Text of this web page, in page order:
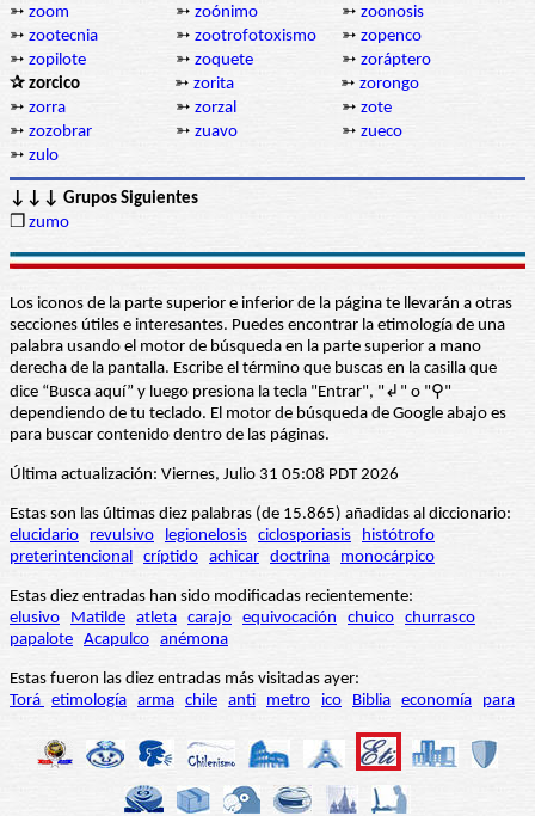
➳ zoom ➳ zoónimo ➳ zoonosis
➳ zootecnia ➳ zootrofotoxismo ➳ zopenco
➳ zopilote ➳ zoquete ➳ zoráptero
✰ zorcico
➳ zorita ➳ zorongo
➳ zorra ➳ zorzal ➳ zote
➳ zozobrar ➳ zuavo ➳ zueco
➳ zulo
↓↓↓ Grupos Siguientes
❒ zumo
Los iconos de la parte superior e inferior de la página te llevarán a otras
secciones útiles e interesantes. Puedes encontrar la etimología de una
palabra usando el motor de búsqueda en la parte superior a mano
derecha de la pantalla. Escribe el término que buscas en la casilla que
dice “Busca aquí” y luego presiona la tecla "Entrar", "↲" o "⚲"
dependiendo de tu teclado. El motor de búsqueda de Google abajo es
para buscar contenido dentro de las páginas.
Última actualización: Viernes, Julio 31 05:08 PDT 2026
Estas son las últimas diez palabras (de 15.865) añadidas al diccionario:
elucidario
revulsivo legionelosis ciclosporiasis
histótrofo
preterintencional críptido achicar doctrina monocárpico
Estas diez entradas han sido modificadas recientemente:
elusivo
Matilde atleta carajo equivocación chuico churrasco
papalote Acapulco anémona
Estas fueron las diez entradas más visitadas ayer:
Torá etimología arma chile anti metro ico Biblia economía para